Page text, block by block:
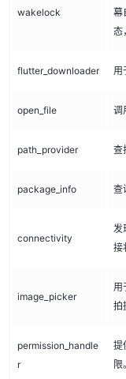
wakelock
幕
态
flutter_downloader 用
open_file 调
path_provider 查
package_info 查
connectivity
发
接
image_picker
用
拍
permission_handle
r
提
限